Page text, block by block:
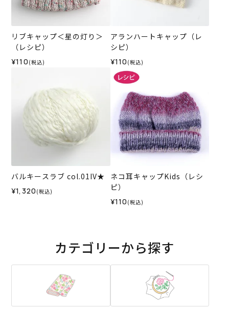
リブキャップ＜星の灯り＞
（レシピ）
¥110 (税込)
アランハートキャップ（レ
シピ）
¥110 (税込)
バルキースラブ col.01IV★
¥1,320 (税込)
ネコ耳キャップKids（レシ
ピ）
¥110 (税込)
カテゴリーから探す